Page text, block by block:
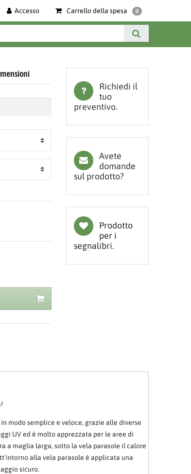
Accesso Carrello della spesa 0
Richiedi il
tuo
preventivo.
Avete
domande
sul prodotto?
Prodotto
per i
segnalibri.
modo semplice e veloce, grazie alle diverse
UV ed è molto apprezzata per le aree di
a maglia larga, sotto la vela parasole il calore
alla vela parasole è applicata una
sicuro.